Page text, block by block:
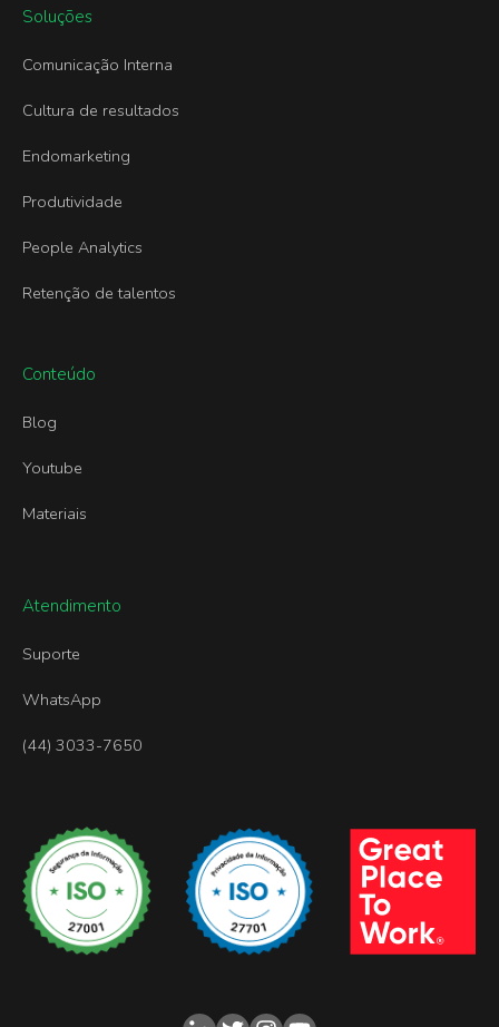
Soluções
Comunicação Interna
Cultura de resultados
Endomarketing
Produtividade
People Analytics
Retenção de talentos
Conteúdo
Blog
Youtube
Materiais
Atendimento
Suporte
WhatsApp
(44) 3033-7650